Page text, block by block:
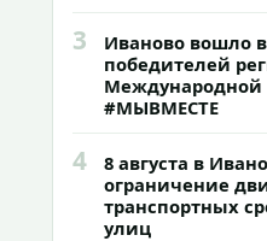
3
Иваново вошло
победителей
#МЫВМЕСТЕ
4
8 августа в
ограничение
транспортных
улиц